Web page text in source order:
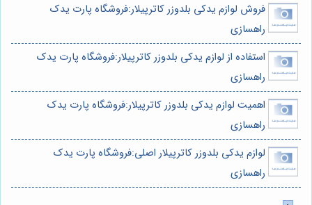
فروش لوازم یدکی بلدوزر کاترپیلار:فروشگاه پارت یدک
راهسازی
استفاده از لوازم یدکی بلدوزر کاترپیلار:فروشگاه پارت یدک
راهسازی
اهمیت لوازم یدکی بلدوزر کاترپیلار:فروشگاه پارت یدک
راهسازی
لوازم یدکی بلدوزر کاترپیلار اصلی:فروشگاه پارت یدک
راهسازی